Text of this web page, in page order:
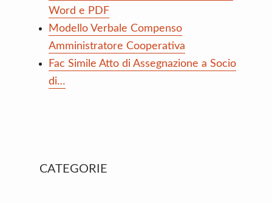
Word e PDF
Modello Verbale Compenso
Amministratore Cooperativa
Fac Simile Atto di Assegnazione a Socio
di…
Primary
CATEGORIE